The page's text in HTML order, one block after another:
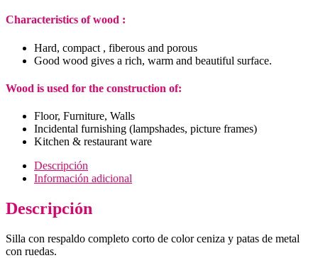
Characteristics of wood :
Hard, compact , fiberous and porous
Good wood gives a rich, warm and beautiful surface.
Wood is used for the construction of:
Floor, Furniture, Walls
Incidental furnishing (lampshades, picture frames)
Kitchen & restaurant ware
Descripción
Información adicional
Descripción
Silla con respaldo completo corto de color ceniza y patas de metal
con ruedas.